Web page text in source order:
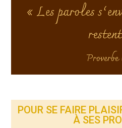
« Les paroles
POUR SE FAIRE
À SES